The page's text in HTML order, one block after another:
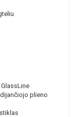
plieno
stiklas